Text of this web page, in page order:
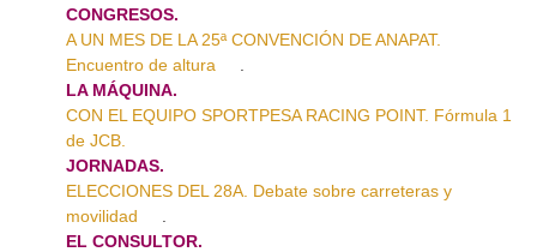
CONGRESOS.
A UN MES DE LA 25ª CONVENCIÓN DE ANAPAT.
Encuentro de altura
LA MÁQUINA.
CON EL EQUIPO SPORTPESA RACING POINT. Fórmula 1
de JCB.
JORNADAS.
ELECCIONES DEL 28A. Debate sobre carreteras y
movilidad
EL CONSULTOR.